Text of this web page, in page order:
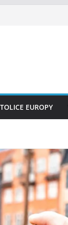
EUROPY